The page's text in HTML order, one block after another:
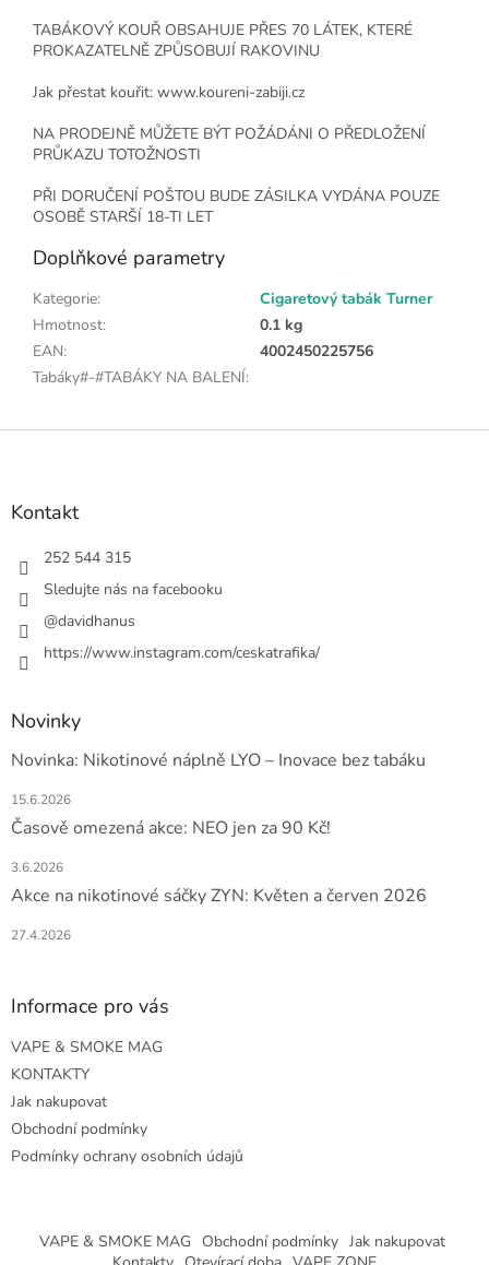
TABÁKOVÝ KOUŘ OBSAHUJE PŘES 70 LÁTEK, KTERÉ
PROKAZATELNĚ ZPŮSOBUJÍ RAKOVINU
Jak přestat kouřit: www.koureni-zabiji.cz
NA PRODEJNĚ MŮŽETE BÝT POŽÁDÁNI O PŘEDLOŽENÍ
PRŮKAZU TOTOŽNOSTI
PŘI DORUČENÍ POŠTOU BUDE ZÁSILKA VYDÁNA POUZE
OSOBĚ STARŠÍ 18-TI LET
Doplňkové parametry
Kategorie:
Cigaretový tabák Turner
Hmotnost:
0.1 kg
EAN:
4002450225756
Tabáky#-#TABÁKY NA BALENÍ:
Z
Kontakt
252 544 315
Sledujte nás na facebooku
@davidhanus
https://www.instagram.com/ceskatrafika/
Novinky
Novinka: Nikotinové náplně LYO – Inovace bez tabáku
15.6.2026
Časově omezená akce: NEO jen za 90 Kč!
3.6.2026
Akce na nikotinové sáčky ZYN: Květen a červen 2026
27.4.2026
Informace pro vás
VAPE & SMOKE MAG
KONTAKTY
Jak nakupovat
Obchodní podmínky
Podmínky ochrany osobních údajů
VAPE & SMOKE MAG Obchodní podmínky Jak nakupovat